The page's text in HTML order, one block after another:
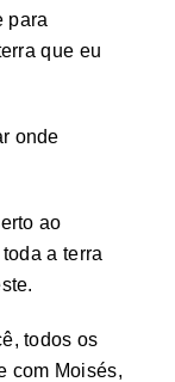
para
que eu
onde
ao
a terra
todos os
com Moisés,